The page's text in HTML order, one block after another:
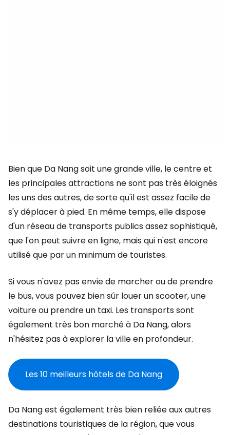
Bien que Da Nang soit une grande ville, le centre et
les principales attractions ne sont pas très éloignés
les uns des autres, de sorte qu'il est assez facile de
s'y déplacer à pied. En même temps, elle dispose
d'un réseau de transports publics assez sophistiqué,
que l'on peut suivre en ligne, mais qui n'est encore
utilisé que par un minimum de touristes.
Si vous n'avez pas envie de marcher ou de prendre
le bus, vous pouvez bien sûr louer un scooter, une
voiture ou prendre un taxi. Les transports sont
également très bon marché à Da Nang, alors
n'hésitez pas à explorer la ville en profondeur.
Les 10 meilleurs hôtels de Da Nang
Da Nang est également très bien reliée aux autres
destinations touristiques de la région, que vous